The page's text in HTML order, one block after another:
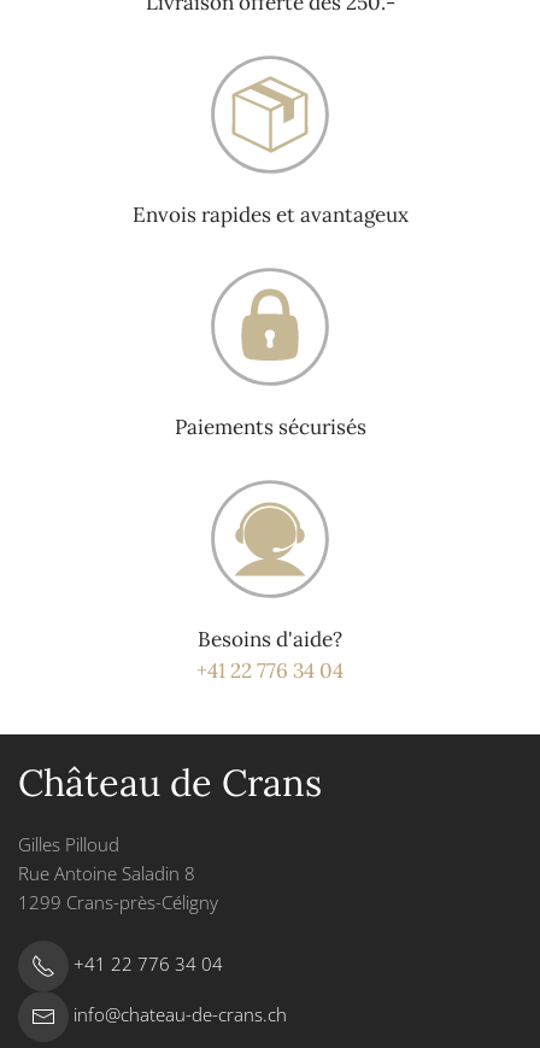
Envois rapides et avantageux
Paiements sécurisés
Besoins d'aide?
+41 22 776 34 04
Château de Crans
Gilles Pilloud
Rue Antoine Saladin 8
1299 Crans-près-Céligny
+41 22 776 34 04
info@chateau-de-crans.ch